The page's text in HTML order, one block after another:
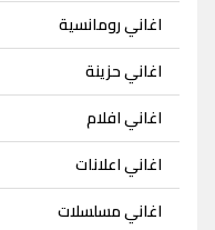
اغاني رومانسية
اغاني حزينة
اغاني افلام
اغاني اعلانات
اغاني مسلسلات